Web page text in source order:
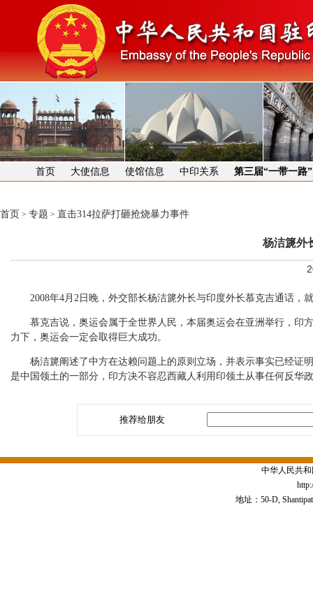
首页 大使信息 使馆信息 中印关系 第三届“一带一路
首页 > 专题 > 直击314拉萨打砸抢烧暴力事件
杨洁篪外
2008年4月2日晚，外交部长杨洁篪外长与印度外长慕克吉通话，
慕克吉说，奥运会属于全世界人民，本届奥运会在亚洲举行，印
力下，奥运会一定会取得巨大成功。
杨洁篪阐述了中方在达赖问题上的原则立场，并表示事实已经证
是中国领土的一部分，印方决不容忍西藏人利用印领土从事任何反华
推荐给朋友
中华人民共
地址：50-D,